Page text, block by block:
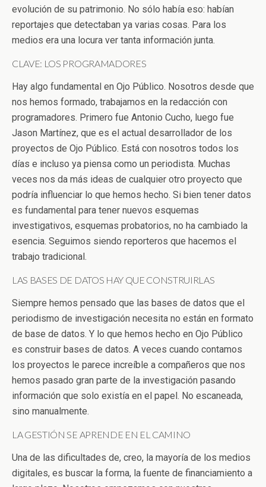
evolución de su patrimonio. No sólo había eso: habían
reportajes que detectaban ya varias cosas. Para los
medios era una locura ver tanta información junta.
CLAVE: LOS PROGRAMADORES
Hay algo fundamental en Ojo Público. Nosotros desde que
nos hemos formado, trabajamos en la redacción con
programadores. Primero fue Antonio Cucho, luego fue
Jason Martínez, que es el actual desarrollador de los
proyectos de Ojo Público. Está con nosotros todos los
días e incluso ya piensa como un periodista. Muchas
veces nos da más ideas de cualquier otro proyecto que
podría influenciar lo que hemos hecho. Si bien tener datos
es fundamental para tener nuevos esquemas
investigativos, esquemas probatorios, no ha cambiado la
esencia. Seguimos siendo reporteros que hacemos el
trabajo tradicional.
LAS BASES DE DATOS HAY QUE CONSTRUIRLAS
Siempre hemos pensado que las bases de datos que el
periodismo de investigación necesita no están en formato
de base de datos. Y lo que hemos hecho en Ojo Público
es construir bases de datos. A veces cuando contamos
los proyectos le parece increíble a compañeros que nos
hemos pasado gran parte de la investigación pasando
información que solo existía en el papel. No escaneada,
sino manualmente.
LA GESTIÓN SE APRENDE EN EL CAMINO
Una de las dificultades de, creo, la mayoría de los medios
digitales, es buscar la forma, la fuente de financiamiento a